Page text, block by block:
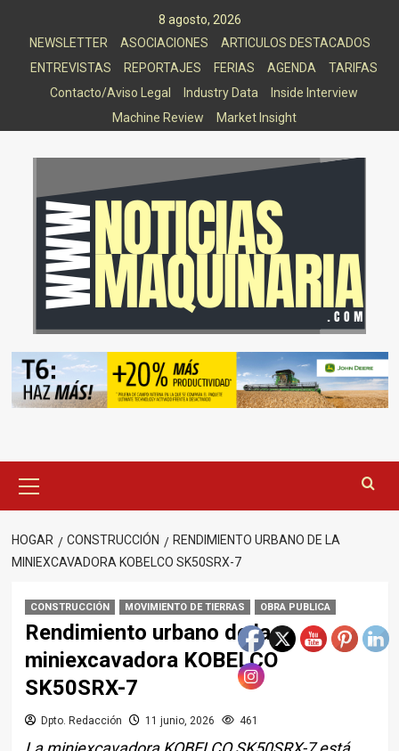
8 agosto, 2026
NEWSLETTER
ASOCIACIONES
ARTICULOS DESTACADOS
ENTREVISTAS
REPORTAJES FERIAS AGENDA
TARIFAS
Contacto/Aviso Legal
Industry Data
Inside Interview
Machine Review
Market Insight
principal
HOGAR CONSTRUCCIÓN
RENDIMIENTO URBANO DE LA
MINIEXCAVADORA KOBELCO SK50SRX-7
CONSTRUCCIÓN MOVIMIENTO DE TIERRAS OBRA PUBLICA
Rendimiento urbano de la
miniexcavadora KOBELCO
SK50SRX-7
Dpto. Redacción 11 junio, 2026 461